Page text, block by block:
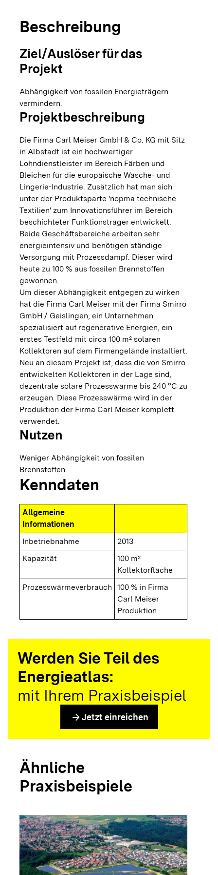
Beschreibung
Ziel/Auslöser für das
Projekt
Abhängigkeit von fossilen Energieträgern
vermindern.
Projektbeschreibung
Die Firma Carl Meiser GmbH & Co. KG mit Sitz
in Albstadt ist ein hochwertiger
Lohndienstleister im Bereich Färben und
Bleichen für die europäische Wäsche- und
Lingerie-Industrie. Zusätzlich hat man sich
unter der Produktsparte 'nopma technische
Textilien' zum Innovationsführer im Bereich
beschichteter Funktionsträger entwickelt.
Beide Geschäftsbereiche arbeiten sehr
energieintensiv und benötigen ständige
Versorgung mit Prozessdampf. Dieser wird
heute zu 100 % aus fossilen Brennstoffen
gewonnen.
Um dieser Abhängigkeit entgegen zu wirken
hat die Firma Carl Meiser mit der Firma Smirro
GmbH / Geislingen, ein Unternehmen
spezialisiert auf regenerative Energien, ein
erstes Testfeld mit circa 100 m² solaren
Kollektoren auf dem Firmengelände installiert.
Neu an diesem Projekt ist, dass die von Smirro
entwickelten Kollektoren in der Lage sind,
dezentrale solare Prozesswärme bis 240 °C zu
erzeugen. Diese Prozesswärme wird in der
Produktion der Firma Carl Meiser komplett
verwendet.
Nutzen
Weniger Abhängigkeit von fossilen
Brennstoffen.
Kenndaten
Allgemeine
Informationen
Inbetriebnahme
2013
Kapazität
100 m²
Kollektorfläche
Prozesswärmeverbrauch
100 % in Firma
Carl Meiser
Produktion
Werden Sie Teil des
Energieatlas:
mit Ihrem Praxisbeispiel
arrow_forward Jetzt einreichen
Ähnliche
Praxisbeispiele